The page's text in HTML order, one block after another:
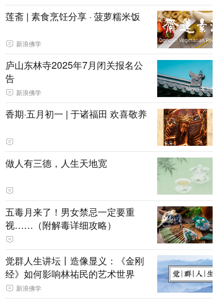
莲斋 | 素食烹饪分享 · 菠萝糯米饭
新浪佛学
庐山东林寺2025年7月闭关报名公
告
新浪佛学
香期·五月初一 | 于诸福田 欢喜敬养
做人有三德，人生天地宽
五毒月来了！男女禁忌一定要重
视……（附解毒详细攻略）
觉群人生讲坛丨造像显义：《金刚
经》如何影响林祐民的艺术世界
新浪佛学